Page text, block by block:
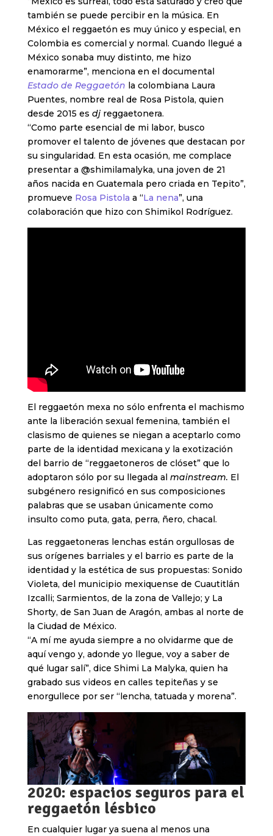
también se puede percibir en la música. En
México el reggaetón es muy único y especial, en
Colombia es comercial y normal. Cuando llegué a
México sonaba muy distinto, me hizo
enamorarme”, menciona en el documental
Estado de Reggaetón la colombiana Laura
Puentes, nombre real de Rosa Pistola, quien
desde 2015 es dj reggaetonera.
“Como parte esencial de mi labor, busco
promover el talento de jóvenes que destacan por
su singularidad. En esta ocasión, me complace
presentar a @shimilamalyka, una joven de 21
años nacida en Guatemala pero criada en Tepito”,
promueve Rosa Pistola a “La nena”, una
colaboración que hizo con Shimikol Rodríguez.
El reggaetón mexa no sólo enfrenta el machismo
ante la liberación sexual femenina, también el
clasismo de quienes se niegan a aceptarlo como
parte de la identidad mexicana y la exotización
del barrio de “reggaetoneros de clóset” que lo
adoptaron sólo por su llegada al mainstream. El
subgénero resignificó en sus composiciones
palabras que se usaban únicamente como
insulto como puta, gata, perra, ñero, chacal.
Las reggaetoneras lenchas están orgullosas de
sus orígenes barriales y el barrio es parte de la
identidad y la estética de sus propuestas: Sonido
Violeta, del municipio mexiquense de Cuautitlán
Izcalli; Sarmientos, de la zona de Vallejo; y La
Shorty, de San Juan de Aragón, ambas al norte de
la Ciudad de México.
“A mí me ayuda siempre a no olvidarme que de
aquí vengo y, adonde yo llegue, voy a saber de
qué lugar salí”, dice Shimi La Malyka, quien ha
grabado sus videos en calles tepiteñas y se
enorgullece por ser “lencha, tatuada y morena”.
2020: espacios seguros para el
reggaetón lésbico
En cualquier lugar ya suena al menos una